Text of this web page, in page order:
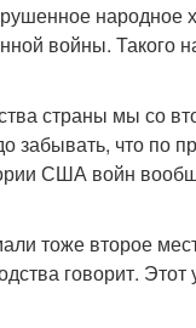
народное
войны. Такого
страны мы со
что по
США войн
тоже второе
говорит.